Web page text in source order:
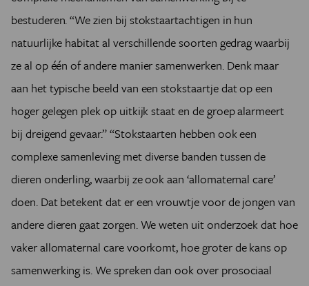
bestuderen. “We zien bij stokstaartachtigen in hun
natuurlijke habitat al verschillende soorten gedrag waarbij
ze al op één of andere manier samenwerken. Denk maar
aan het typische beeld van een stokstaartje dat op een
hoger gelegen plek op uitkijk staat en de groep alarmeert
bij dreigend gevaar.” “Stokstaarten hebben ook een
complexe samenleving met diverse banden tussen de
dieren onderling, waarbij ze ook aan ‘allomaternal care’
doen. Dat betekent dat er een vrouwtje voor de jongen van
andere dieren gaat zorgen. We weten uit onderzoek dat hoe
vaker allomaternal care voorkomt, hoe groter de kans op
samenwerking is. We spreken dan ook over prosociaal